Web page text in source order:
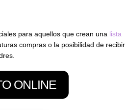
para aquellos que crean una lista
compras o la posibilidad de recibir
ONLINE